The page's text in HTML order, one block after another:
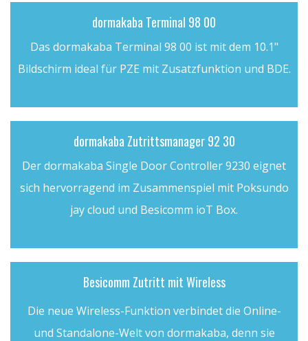
dormakaba Terminal 98 00
Das dormakaba Terminal 98 00 ist mit dem 10.1"
Bildschirm ideal für PZE mit Zusatzfunktion und BDE.
dormakaba Zutrittsmanager 92 30
Der dormakaba Single Door Controller 9230 eignet
sich hervorragend im Zusammenspiel mit Poksundo
jay cloud und Besicomm ioT Box.
Besicomm Zutritt mit Wireless
Die neue Wireless-Funktion verbindet die Online-
und Standalone-Welt von dormakaba, denn sie